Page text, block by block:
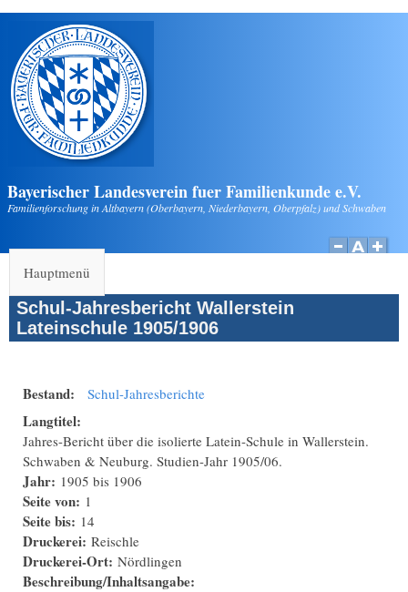
Direkt zum Inhalt
Bayerischer Landesverein fuer Familienkunde e.V.
Familienforschung in Altbayern (Oberbayern, Niederbayern, Oberpfalz) und Schwaben
Hauptmenü
Schul-Jahresbericht Wallerstein
Lateinschule 1905/1906
Bestand: Schul-Jahresberichte
Langtitel:
Jahres-Bericht über die isolierte Latein-Schule in Wallerstein.
Schwaben & Neuburg. Studien-Jahr 1905/06.
Jahr: 1905 bis 1906
Seite von: 1
Seite bis: 14
Druckerei: Reischle
Druckerei-Ort: Nördlingen
Beschreibung/Inhaltsangabe: